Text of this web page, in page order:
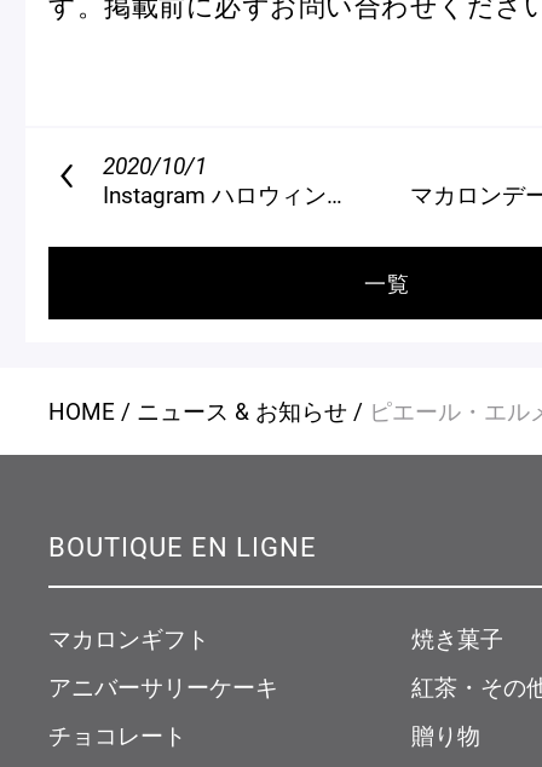
2020/10/1
Instagram ハロウィンコンテスト
マカロンデー 2020
一覧
HOME ニュース & お知らせ ピエール・エル
BOUTIQUE EN LIGNE
マカロンギフト
アニバーサリーケーキ
チョコレート
焼き菓子
紅茶・その
贈り物